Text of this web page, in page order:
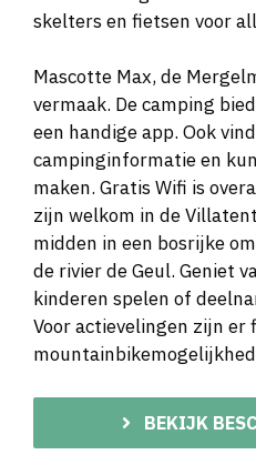
skelters en fietsen voor
Mascotte Max, de
vermaak. De camping
een handige app. Ook
campinginformatie en
maken. Gratis Wifi is
zijn welkom in de
midden in een bosrijke
de rivier de Geul. Geniet
kinderen spelen of
Voor actievelingen zijn er
BEKIJK